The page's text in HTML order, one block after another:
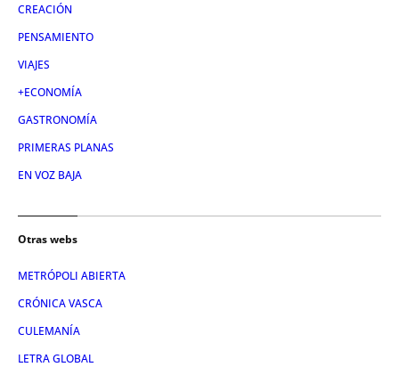
CREACIÓN
PENSAMIENTO
VIAJES
+ECONOMÍA
GASTRONOMÍA
PRIMERAS PLANAS
EN VOZ BAJA
Otras webs
METRÓPOLI ABIERTA
CRÓNICA VASCA
CULEMANÍA
LETRA GLOBAL